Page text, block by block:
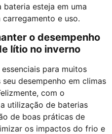
esteja em uma
e uso.
o desempenho
lítio no inverno
para muitos
desempenho em climas
com o
utilização de baterias
de boas práticas de
os impactos do frio e